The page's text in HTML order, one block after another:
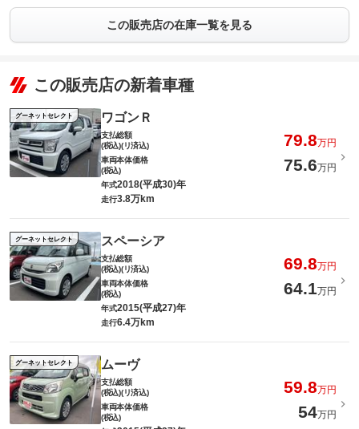
この販売店の在庫一覧を見る
この販売店の新着車種
グーネットセレクト ワゴンＲ
支払総額
(税込)(リ済込)
79.8万円
車両本体価格
(税込)
75.6万円
年式2018(平成30)年
走行3.8万km
グーネットセレクト スペーシア
支払総額
(税込)(リ済込)
69.8万円
車両本体価格
(税込)
64.1万円
年式2015(平成27)年
走行6.4万km
グーネットセレクト ムーヴ
支払総額
(税込)(リ済込)
59.8万円
車両本体価格
(税込)
54万円